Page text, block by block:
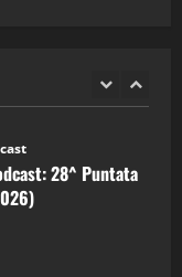
28^ Puntata